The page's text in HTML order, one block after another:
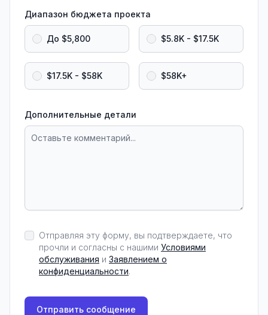
Диапазон бюджета проекта
До $5,800 $5.8K - $17.5K
$17.5K - $58K $58K+
Дополнительные детали
Отправляя эту форму, вы подтверждаете, что
прочли и согласны с нашими Условиями
обслуживания и Заявлением о
конфиденциальности.
Отправить сообщение